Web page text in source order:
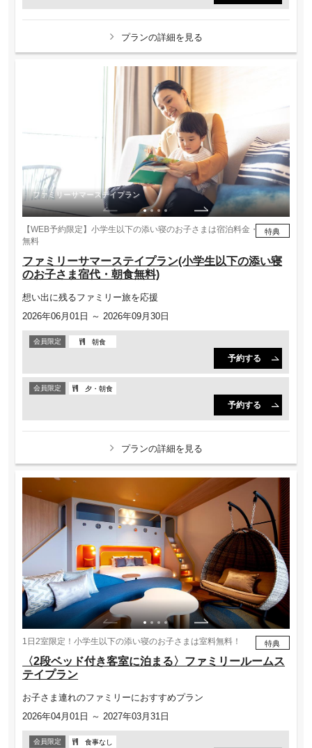
プランの詳細を見る
ファミリーサマーステイプラン
【WEB予約限定】小学生以下の添い寝のお子さまは宿泊料金・朝食が
無料
ファミリーサマーステイプラン(小学生以下の添い寝
のお子さま宿代・朝食無料)
特典
想い出に残るファミリー旅を応援
2026年06月01日 ～ 2026年09月30日
会員限定 朝食
予約する
会員限定 夕・朝食
予約する
プランの詳細を見る
1日2室限定！小学生以下の添い寝のお子さまは室料無料！
〈2段ベッド付き客室に泊まる〉ファミリールームス
テイプラン
特典
お子さま連れのファミリーにおすすめプラン
2026年04月01日 ～ 2027年03月31日
会員限定 食事なし